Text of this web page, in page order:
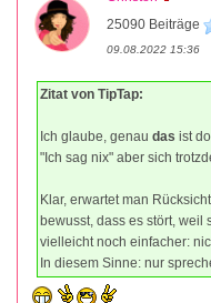
25090 Beiträge
09.08.2022 15:36
Zitat von TipTap:
Ich glaube, genau das ist
"Ich sag nix" aber sich
Klar, erwartet man
bewusst, dass es stört,
vielleicht noch einfacher:
In diesem Sinne: nur